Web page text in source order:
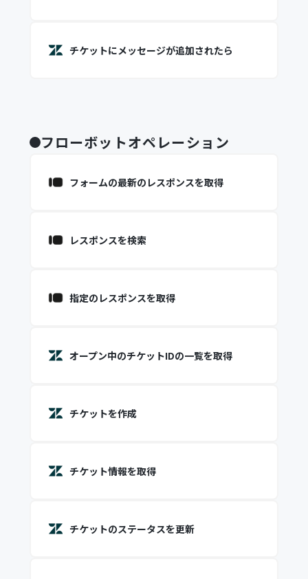
チケットにメッセージが追加されたら
フローボットオペレーション
フォームの最新のレスポンスを取得
レスポンスを検索
指定のレスポンスを取得
オープン中のチケットIDの一覧を取得
チケットを作成
チケット情報を取得
チケットのステータスを更新